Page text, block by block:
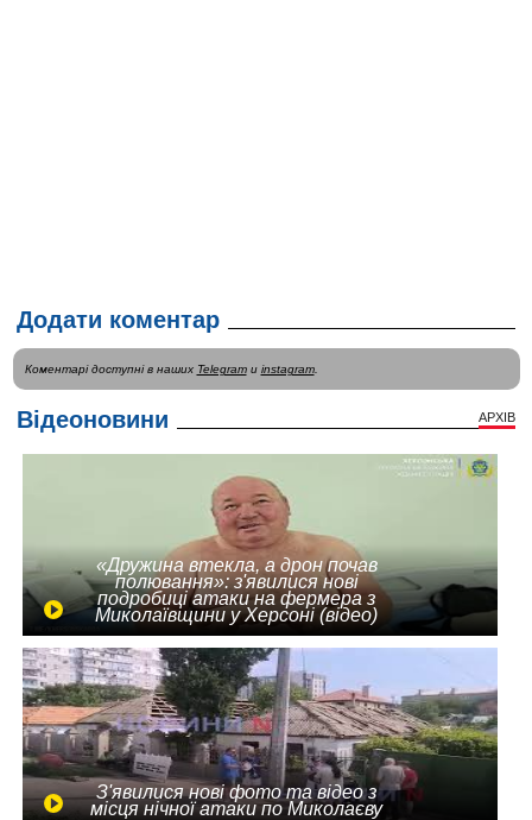
Додати коментар
Коментарі доступні в наших Telegramи instagram.
Відеоновини АРХІВ
«Дружина втекла, а дрон почав
полювання»: з'явилися нові
подробиці атаки на фермера з
Миколаївщини у Херсоні (відео)
З'явилися нові фото та відео з
місця нічної атаки по Миколаєву